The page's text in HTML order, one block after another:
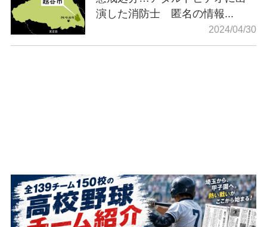
演した消防士 匿名の情報...
2024/04/30